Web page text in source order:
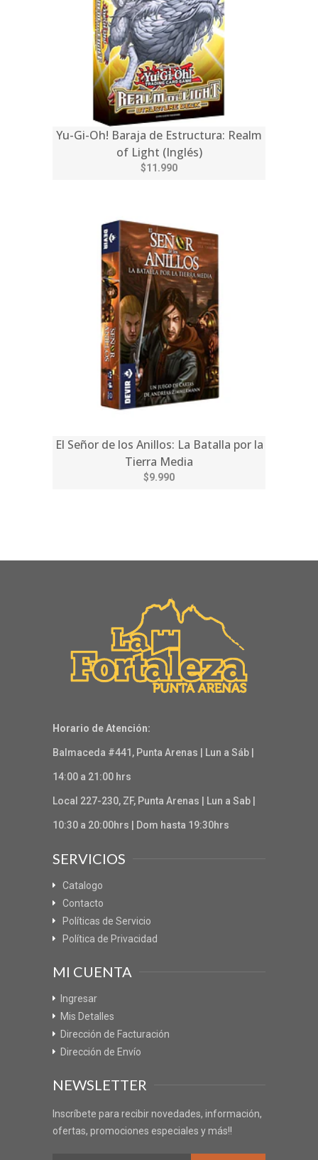
Yu-Gi-Oh! Baraja de Estructura: Realm
of Light (Inglés)
$11.990
El Señor de los Anillos: La Batalla por la
Tierra Media
$9.990
Horario de Atención:
Balmaceda #441, Punta Arenas | Lun a Sáb |
14:00 a 21:00 hrs
Local 227-230, ZF, Punta Arenas | Lun a Sab |
10:30 a 20:00hrs | Dom hasta 19:30hrs
SERVICIOS
Catalogo
Contacto
Políticas de Servicio
Política de Privacidad
MI CUENTA
Ingresar
Mis Detalles
Dirección de Facturación
Dirección de Envío
NEWSLETTER
Inscríbete para recibir novedades, información,
ofertas, promociones especiales y más!!